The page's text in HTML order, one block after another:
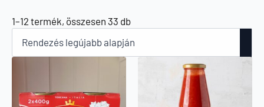
1–12 termék, összesen 33 dbSorted
latest